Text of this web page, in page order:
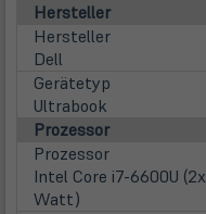
Hersteller
Hersteller
Dell
Gerätetyp
Ultrabook
Prozessor
Prozessor
Intel Core i7-6600U
Watt)